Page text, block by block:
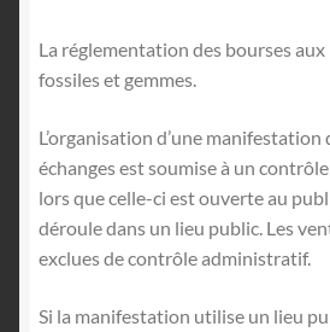
La réglementation des bourses
fossiles et gemmes.
L’organisation d’une manifestation
échanges est soumise à un
lors que celle-ci est ouverte au
déroule dans un lieu public. Les
exclues de contrôle administratif.
Si la manifestation utilise un lieu